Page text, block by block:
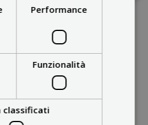
Performance
Funzionalità
classificati